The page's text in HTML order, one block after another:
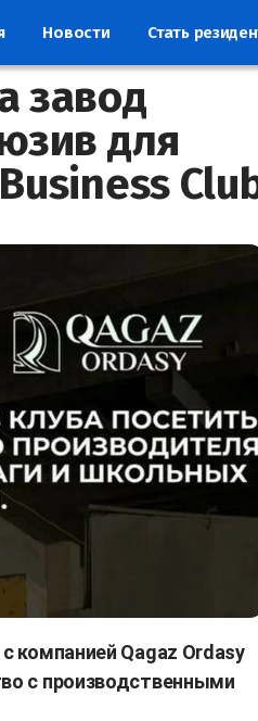
Новости Стать
завод
для
компанией Qagaz Ordasy
с производственными